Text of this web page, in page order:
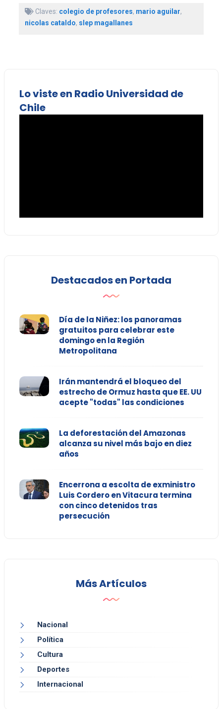
Claves: colegio de profesores, mario aguilar,
nicolas cataldo, slep magallanes
Lo viste en Radio Universidad de
Chile
Destacados en Portada
Día de la Niñez: los panoramas
gratuitos para celebrar este
domingo en la Región
Metropolitana
Irán mantendrá el bloqueo del
estrecho de Ormuz hasta que EE. UU
acepte "todas" las condiciones
La deforestación del Amazonas
alcanza su nivel más bajo en diez
años
Encerrona a escolta de exministro
Luis Cordero en Vitacura termina
con cinco detenidos tras
persecución
Más Artículos
Nacional
Política
Cultura
Deportes
Internacional